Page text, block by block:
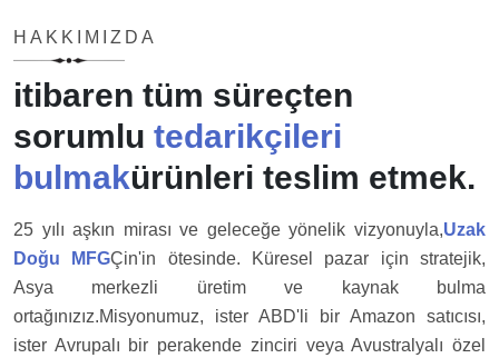
HAKKIMIZDA
itibaren tüm süreçten
sorumlu tedarikçileri
bulmakürünleri teslim etmek.
25 yılı aşkın mirası ve geleceğe yönelik vizyonuyla,Uzak
Doğu MFGÇin'in ötesinde. Küresel pazar için stratejik,
Asya merkezli üretim ve kaynak bulma
ortağınızız.Misyonumuz, ister ABD'li bir Amazon satıcısı,
ister Avrupalı ​​bir perakende zinciri veya Avustralyalı özel